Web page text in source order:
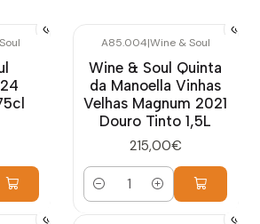
A85.004|Wine & Soul
Wine & Soul Quinta
da Manoella Vinhas
Velhas Magnum 2021
Douro Tinto 1,5L
215,00€
Quantidade